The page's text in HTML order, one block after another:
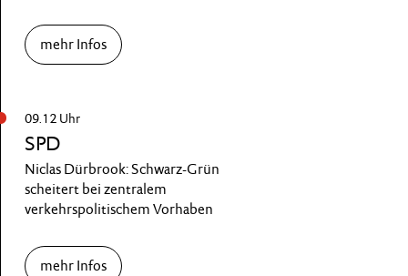
mehr Infos
09.12 Uhr
SPD
Niclas Dürbrook: Schwarz-Grün
scheitert bei zentralem
verkehrspolitischem Vorhaben
mehr Infos